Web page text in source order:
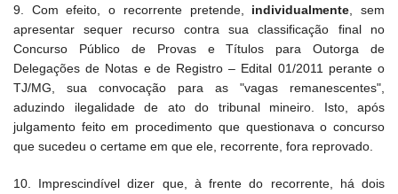
9. Com efeito, o recorrente pretende, individualmente , sem
apresentar sequer recurso contra sua classificação final no
Concurso Público de Provas e Títulos para Outorga de
Delegações de Notas e de Registro – Edital 01/2011 perante o
TJ/MG, sua convocação para as "vagas remanescentes",
aduzindo ilegalidade de ato do tribunal mineiro. Isto, após
julgamento feito em procedimento que questionava o concurso
que sucedeu o certame em que ele, recorrente, fora reprovado.
10. Imprescindível dizer que, à frente do recorrente, há dois